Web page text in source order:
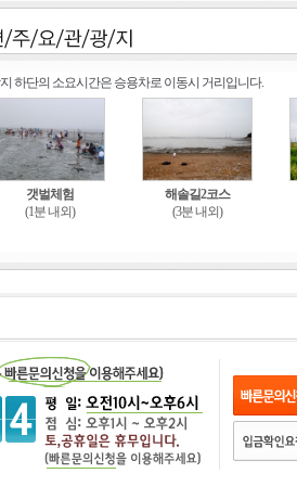
하단의 소요시간은 승용차로 이동시 거리입니다.
갯벌체험
(1분 내외)
해솔길2코스
(3분 내외)